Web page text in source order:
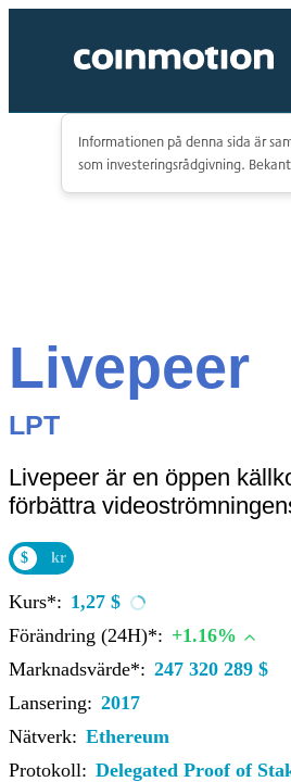
Informationen på denna sida är
som investeringsrådgivning.
Livepeer
LPT
Livepeer är en öppen
förbättra
$ kr
Kurs*: 1,27 $
Förändring (24H)*: +1.16%
Marknadsvärde*: 247 320 289 $
Lansering: 2017
Nätverk: Ethereum
Protokoll: Delegated Proof of